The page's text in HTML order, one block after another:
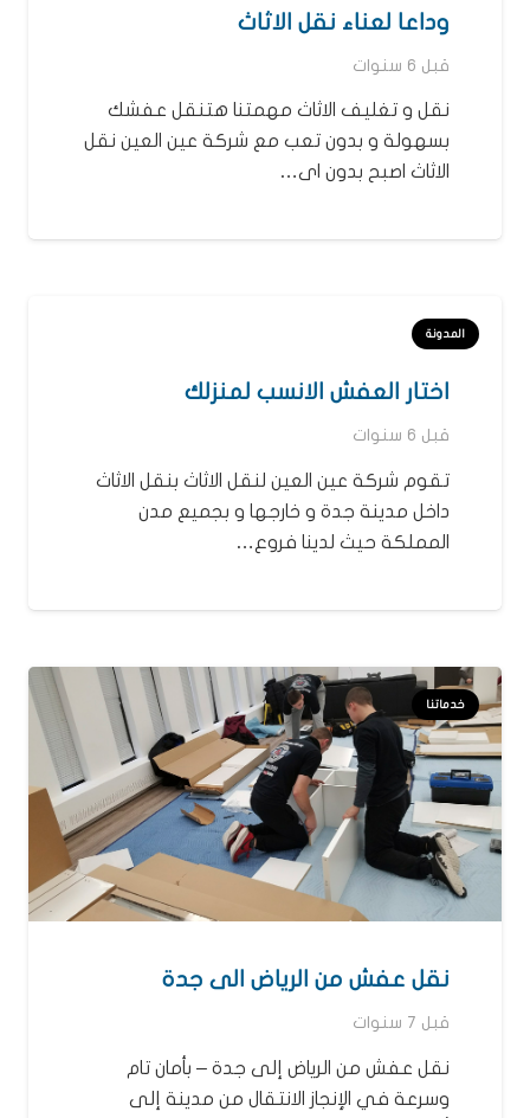
وداعا لعناء نقل الاثاث
قبل 6 سنوات
نقل و تغليف الاثاث مهمتنا هتنقل عفشك
بسهولة و بدون تعب مع شركة عين العين نقل
الاثاث اصبح بدون اى…
المدونة
اختار العفش الانسب لمنزلك
قبل 6 سنوات
تقوم شركة عين العين لنقل الاثاث بنقل الاثاث
داخل مدينة جدة و خارجها و بجميع مدن
المملكة حيث لدينا فروع…
خدماتنا
نقل عفش من الرياض الى جدة
قبل 7 سنوات
نقل عفش من الرياض إلى جدة – بأمان تام
وسرعة في الإنجاز الانتقال من مدينة إلى